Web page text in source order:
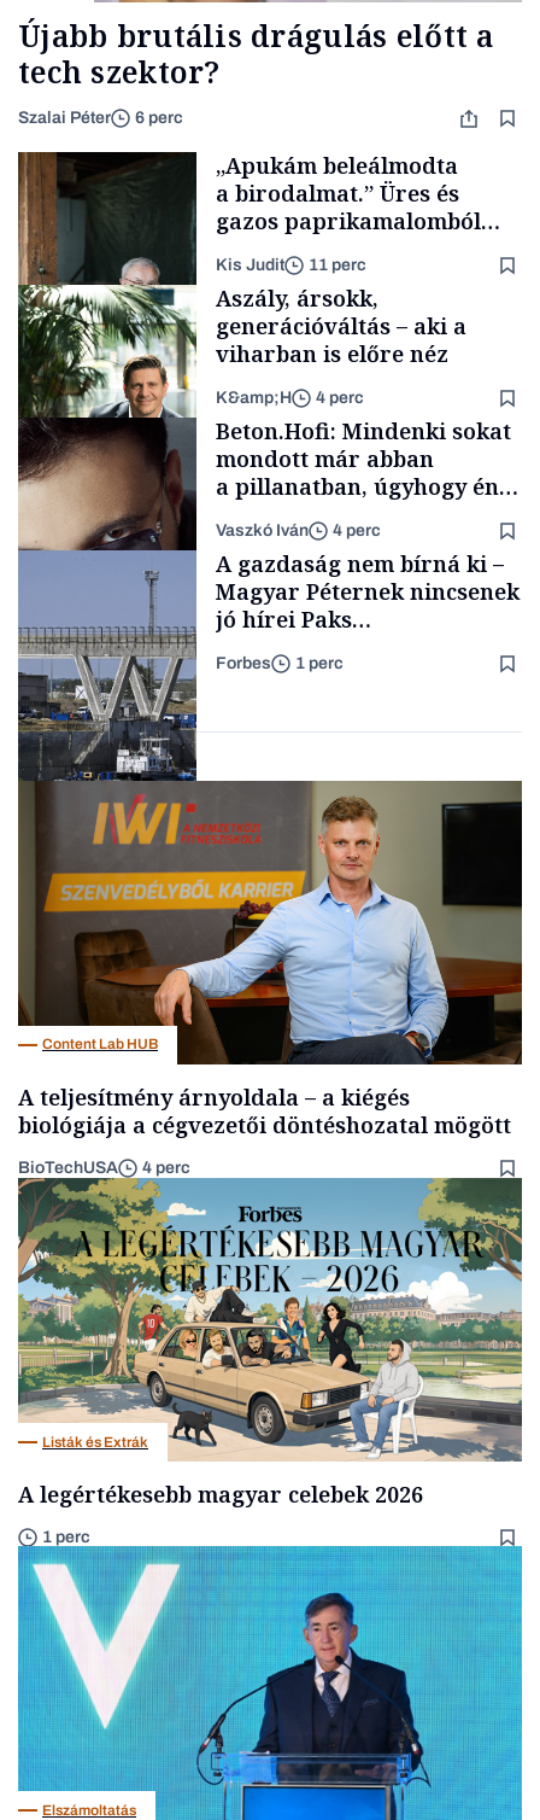
Újabb brutális drágulás előtt a
tech szektor?
Szalai Péter 6 perc
Családi
vállalkozások
„Apukám beleálmodta
a birodalmat.” Üres és
gazos paprikamalomból
fűszersztori
Kis Judit 11 perc
TÁMOGATÓI
Aszály, ársokk,
generációváltás – aki a
viharban is előre néz
K&amp;H 4 perc
Forbes-sztori
Beton.Hofi: Mindenki sokat
mondott már abban
a pillanatban, úgyhogy én
gondolataimat akartam
kimondani
Vaszkó Iván 4 perc
A gazdaság nem bírná ki –
Magyar Péternek nincsenek
jó hírei Paks
Forbes 1 perc
Content Lab HUB
A teljesítmény árnyoldala – a kiégés
biológiája a cégvezetői döntéshozatal mögött
BioTechUSA 4 perc
Listák és Extrák
A legértékesebb magyar celebek 2026
1 perc
Elszámoltatás